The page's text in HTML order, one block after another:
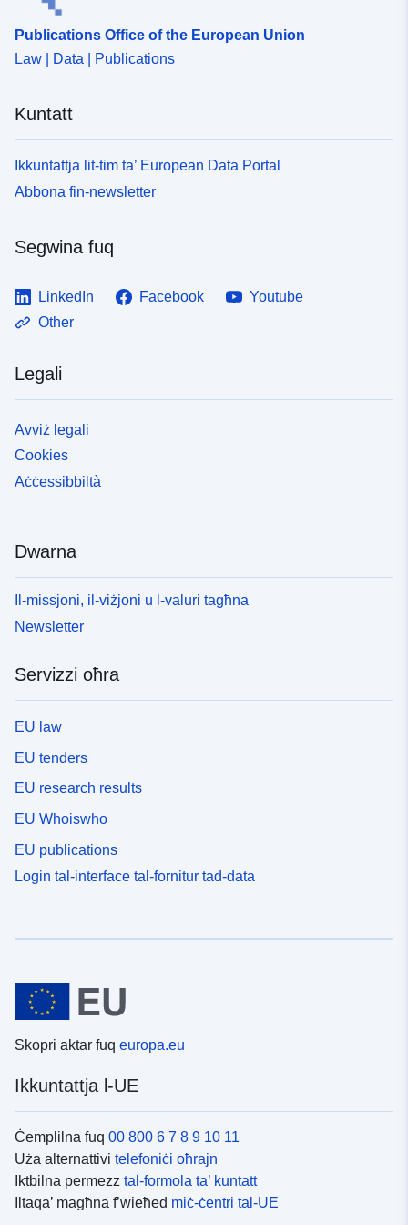
Publications Office of the European Union
Law | Data | Publications
Kuntatt
Ikkuntattja lit-tim ta’ European Data Portal
Abbona fin-newsletter
Segwina fuq
LinkedIn Facebook
Youtube
Other
Legali
Avviż legali
Cookies
Aċċessibbiltà
Dwarna
Il-missjoni, il-viżjoni u l-valuri tagħna
Newsletter
Servizzi oħra
EU law
EU tenders
EU research results
EU Whoiswho
EU publications
Login tal-interface tal-fornitur tad-data
Skopri aktar fuq europa.eu
Ikkuntattja l-UE
Ċemplilna fuq 00 800 6 7 8 9 10 11
Uża alternattivi telefoniċi oħrajn
Iktbilna permezz tal-formola ta’ kuntatt
Iltaqa’ magħna f’wieħed miċ-ċentri tal-UE